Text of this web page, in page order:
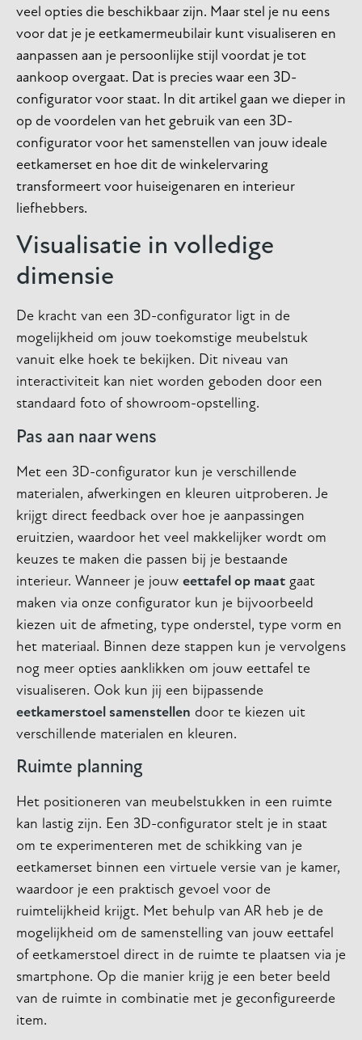
veel opties die beschikbaar zijn. Maar stel je nu eens
voor dat je je eetkamermeubilair kunt visualiseren en
aanpassen aan je persoonlijke stijl voordat je tot
aankoop overgaat. Dat is precies waar een 3D-
configurator voor staat. In dit artikel gaan we dieper in
op de voordelen van het gebruik van een 3D-
configurator voor het samenstellen van jouw ideale
eetkamerset en hoe dit de winkelervaring
transformeert voor huiseigenaren en interieur
liefhebbers.
Visualisatie in volledige
dimensie
De kracht van een 3D-configurator ligt in de
mogelijkheid om jouw toekomstige meubelstuk
vanuit elke hoek te bekijken. Dit niveau van
interactiviteit kan niet worden geboden door een
standaard foto of showroom-opstelling.
Pas aan naar wens
Met een 3D-configurator kun je verschillende
materialen, afwerkingen en kleuren uitproberen. Je
krijgt direct feedback over hoe je aanpassingen
eruitzien, waardoor het veel makkelijker wordt om
keuzes te maken die passen bij je bestaande
interieur. Wanneer je jouw eettafel op maat gaat
maken via onze configurator kun je bijvoorbeeld
kiezen uit de afmeting, type onderstel, type vorm en
het materiaal. Binnen deze stappen kun je vervolgens
nog meer opties aanklikken om jouw eettafel te
visualiseren. Ook kun jij een bijpassende
eetkamerstoel samenstellen door te kiezen uit
verschillende materialen en kleuren.
Ruimte planning
Het positioneren van meubelstukken in een ruimte
kan lastig zijn. Een 3D-configurator stelt je in staat
om te experimenteren met de schikking van je
eetkamerset binnen een virtuele versie van je kamer,
waardoor je een praktisch gevoel voor de
ruimtelijkheid krijgt. Met behulp van AR heb je de
mogelijkheid om de samenstelling van jouw eettafel
of eetkamerstoel direct in de ruimte te plaatsen via je
smartphone. Op die manier krijg je een beter beeld
van de ruimte in combinatie met je geconfigureerde
item.